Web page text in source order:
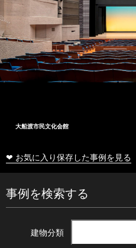
大船渡市民文化会館
❤ お気に入り保存した事例を見る
事例を検索する
建物分類